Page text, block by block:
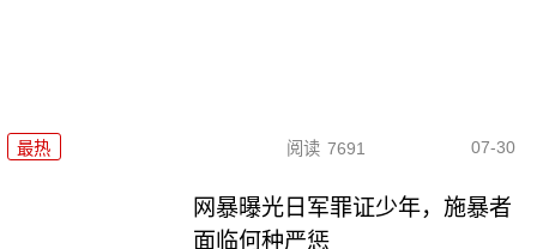
最热 阅读 7691 07-30
网暴曝光日军罪证少年，施暴者
面临何种严惩